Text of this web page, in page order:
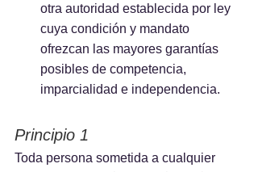
otra autoridad establecida por ley
cuya condición y mandato
ofrezcan las mayores garantías
posibles de competencia,
imparcialidad e independencia.
Principio 1
Toda persona sometida a cualquier